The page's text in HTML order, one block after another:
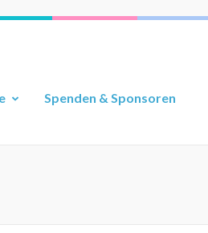
Spenden & Sponsoren